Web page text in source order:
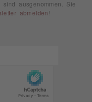
sind ausgenommen. Sie
abmelden !